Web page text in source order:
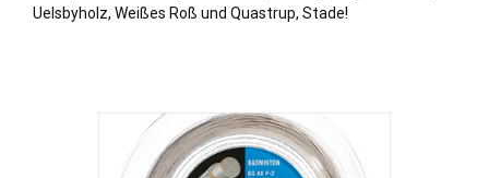
Uelsbyholz, Weißes Roß und Quastrup, Stade!